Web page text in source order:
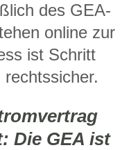
des GEA-
online zur
ist Schritt
Die GEA ist